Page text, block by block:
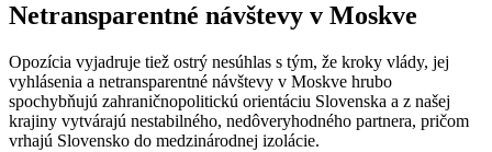
Netransparentné návštevy v Moskve
Opozícia vyjadruje tiež ostrý nesúhlas s tým, že kroky vlády, jej
vyhlásenia a netransparentné návštevy v Moskve hrubo
spochybňujú zahraničnopolitickú orientáciu Slovenska a z našej
krajiny vytvárajú nestabilného, nedôveryhodného partnera, pričom
vrhajú Slovensko do medzinárodnej izolácie.